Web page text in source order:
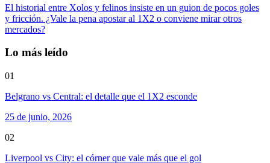
El historial entre Xolos y felinos insiste en un guion de pocos goles
y fricción. ¿Vale la pena apostar al 1X2 o conviene mirar otros
mercados?
Lo más leído
01
Belgrano vs Central: el detalle que el 1X2 esconde
25 de junio, 2026
02
Liverpool vs City: el córner que vale más que el gol